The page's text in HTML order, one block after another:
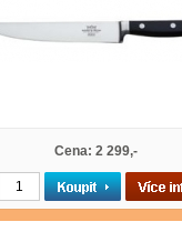
Cena: 2 299,-